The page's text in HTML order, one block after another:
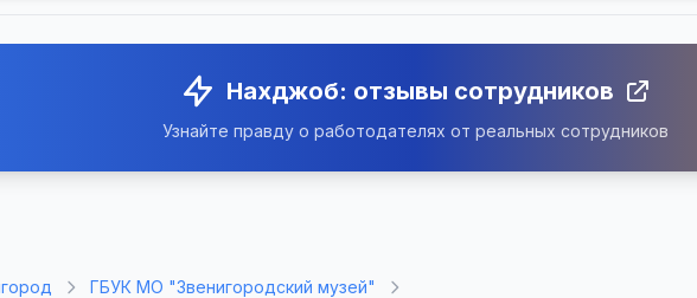
Нахджоб: отзывы сотрудников
Узнайте правду о работодателях от реальных сотрудников
ГБУК МО "Звенигородский музей"